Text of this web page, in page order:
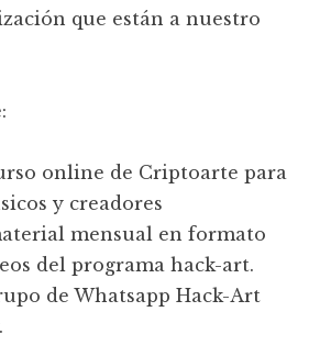
que están a nuestro
online de Criptoarte para
y creadores
mensual en formato
del programa hack-art.
de Whatsapp Hack-Art